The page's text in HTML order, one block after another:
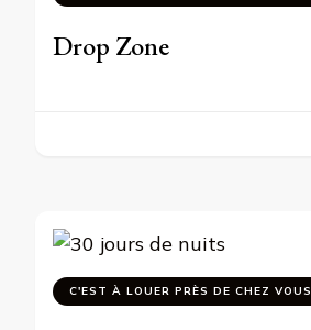
Drop Zone
C'EST À LOUER PRÈS DE CHEZ VOUS